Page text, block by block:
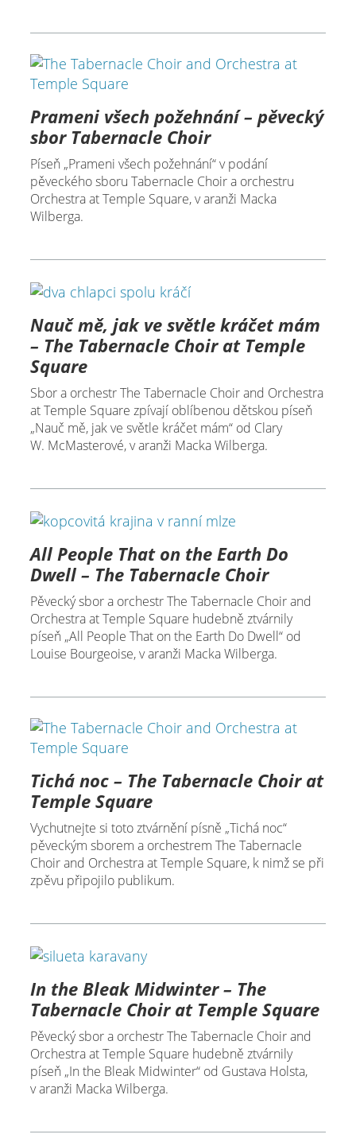
Prameni všech požehnání – pěvecký
sbor Tabernacle Choir
Píseň „Prameni všech požehnání“ v podání
pěveckého sboru Tabernacle Choir a orchestru
Orchestra at Temple Square, v aranži Macka
Wilberga.
Nauč mě, jak ve světle kráčet mám
– The Tabernacle Choir at Temple
Square
Sbor a orchestr The Tabernacle Choir and Orchestra
at Temple Square zpívají oblíbenou dětskou píseň
„Nauč mě, jak ve světle kráčet mám“ od Clary
W. McMasterové, v aranži Macka Wilberga.
All People That on the Earth Do
Dwell – The Tabernacle Choir
Pěvecký sbor a orchestr The Tabernacle Choir and
Orchestra at Temple Square hudebně ztvárnily
píseň „All People That on the Earth Do Dwell“ od
Louise Bourgeoise, v aranži Macka Wilberga.
Tichá noc – The Tabernacle Choir at
Temple Square
Vychutnejte si toto ztvárnění písně „Tichá noc“
pěveckým sborem a orchestrem The Tabernacle
Choir and Orchestra at Temple Square, k nimž se při
zpěvu připojilo publikum.
In the Bleak Midwinter – The
Tabernacle Choir at Temple Square
Pěvecký sbor a orchestr The Tabernacle Choir and
Orchestra at Temple Square hudebně ztvárnily
píseň „In the Bleak Midwinter“ od Gustava Holsta,
v aranži Macka Wilberga.